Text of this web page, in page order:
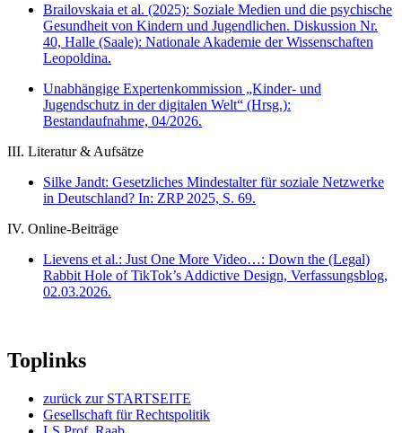
Brailovskaia et al. (2025): Soziale Medien und die psychische
Gesundheit von Kindern und Jugendlichen. Diskussion Nr.
40, Halle (Saale): Nationale Akademie der Wissenschaften
Leopoldina.
Unabhängige Expertenkommission „Kinder- und
Jugendschutz in der digitalen Welt“ (Hrsg.):
Bestandaufnahme, 04/2026.
III. Literatur & Aufsätze
Silke Jandt: Gesetzliches Mindestalter für soziale Netzwerke
in Deutschland? In: ZRP 2025, S. 69.
IV. Online-Beiträge
Lievens et al.: Just One More Video…: Down the (Legal)
Rabbit Hole of TikTok’s Addictive Design, Verfassungsblog,
02.03.2026.
Toplinks
zurück zur STARTSEITE
Gesellschaft für Rechtspolitik